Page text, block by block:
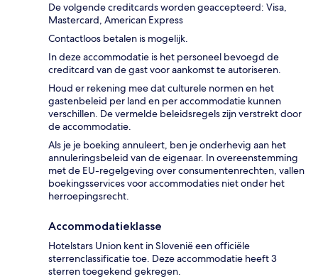
De volgende creditcards worden geaccepteerd: Visa,
Mastercard, American Express
Contactloos betalen is mogelijk.
In deze accommodatie is het personeel bevoegd de
creditcard van de gast voor aankomst te autoriseren.
Houd er rekening mee dat culturele normen en het
gastenbeleid per land en per accommodatie kunnen
verschillen. De vermelde beleidsregels zijn verstrekt door
de accommodatie.
Als je je boeking annuleert, ben je onderhevig aan het
annuleringsbeleid van de eigenaar. In overeenstemming
met de EU-regelgeving over consumentenrechten, vallen
boekingsservices voor accommodaties niet onder het
herroepingsrecht.
Accommodatieklasse
Hotelstars Union kent in Slovenië een officiële
sterrenclassificatie toe. Deze accommodatie heeft 3
sterren toegekend gekregen.